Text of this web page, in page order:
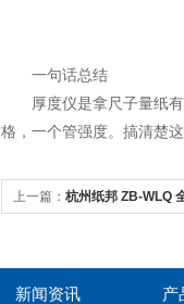
一句话总结
厚度仪是拿尺子量纸有
格，一个管强度。搞清楚
上一篇： 杭州纸邦 ZB-WLQ
新闻资讯 产